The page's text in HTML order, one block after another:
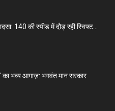
140 की स्पीड में दौड़ रही स्विफ्ट...
का भव्य आगाज़: भगवंत मान सरकार